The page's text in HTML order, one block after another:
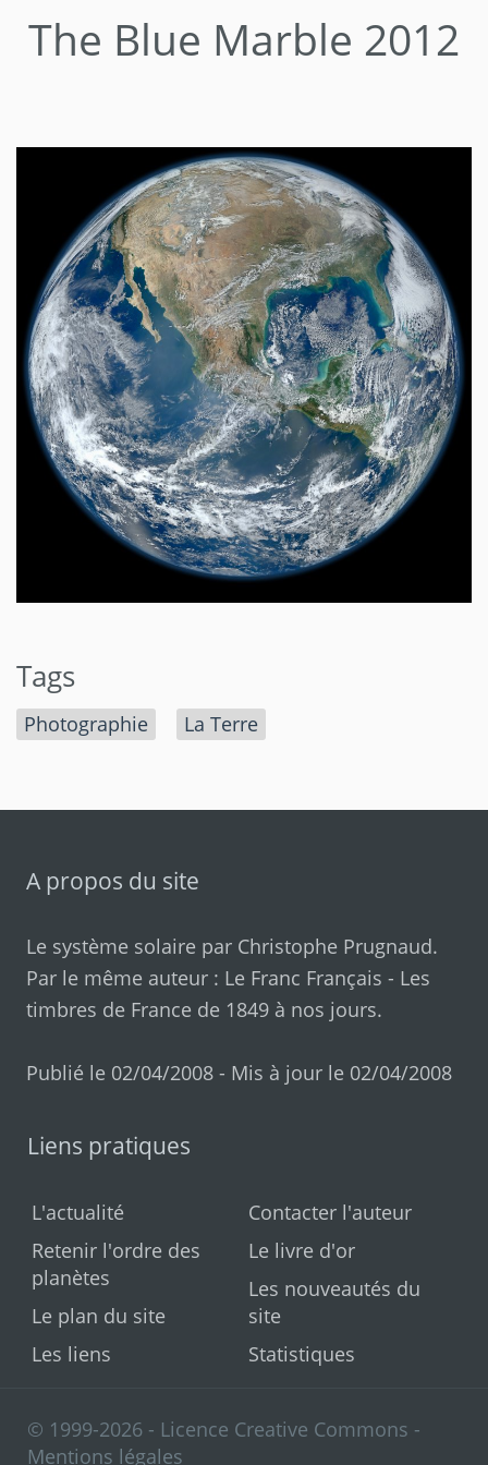
The Blue Marble 2012
Tags
Photographie La Terre
A propos du site
Le système solaire par Christophe Prugnaud.
Par le même auteur : Le Franc Français - Les
timbres de France de 1849 à nos jours.
Publié le 02/04/2008 - Mis à jour le 02/04/2008
Liens pratiques
L'actualité
Retenir l'ordre des
planètes
Le plan du site
Les liens
Contacter l'auteur
Le livre d'or
Les nouveautés du
site
Statistiques
© 1999-2026 - Licence Creative Commons -
Mentions légales